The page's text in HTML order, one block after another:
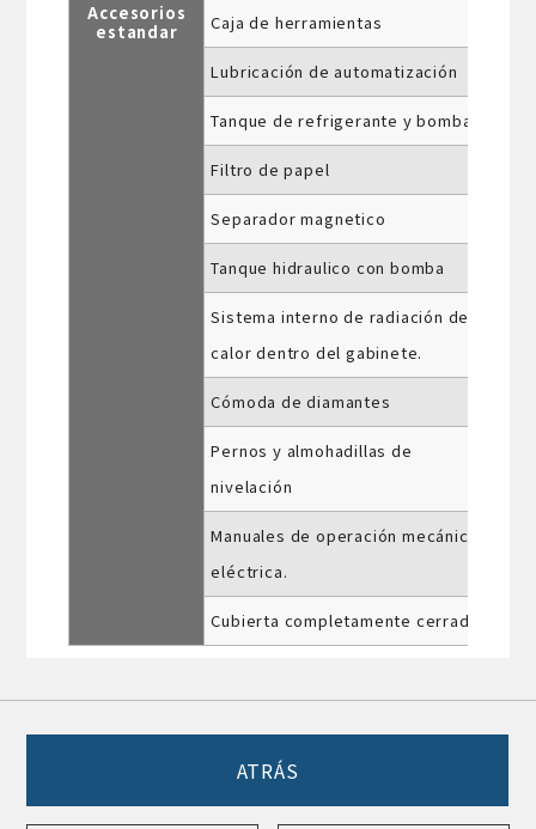
Accesorios
estandar
Caja de herramientas
Lubricación de automatización
Tanque de refrigerante y bomba
Filtro de papel
Separador magnetico
Tanque hidraulico con bomba
Sistema interno de radiación de
calor dentro del gabinete.
Cómoda de diamantes
Pernos y almohadillas de
nivelación
Manuales de operación mecánica y
eléctrica.
Cubierta completamente cerrada
ATRÁS